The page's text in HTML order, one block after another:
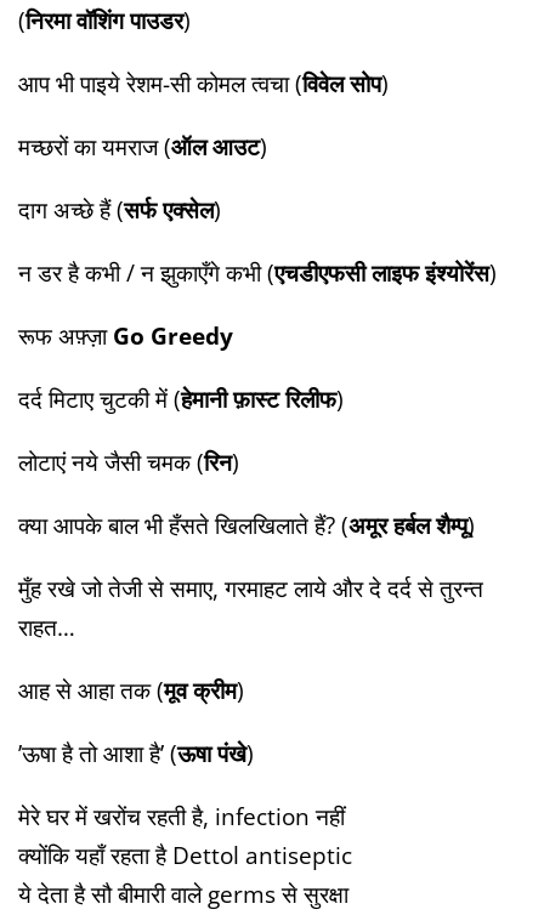
(निरमा वॉशिंग पाउडर)
​आप भी पाइये रेशम-सी कोमल त्वचा (विवेल सोप)
​मच्छरों का यमराज (ऑल आउट)
​दाग अच्छे हैं (सर्फ एक्सेल)
​न डर है कभी / न झुकाएँगे कभी (एचडीएफसी लाइफ इंश्योरेंस)
​रूफ अफ़्ज़ाGo Greedy
​दर्द मिटाए चुटकी में (हेमानी फ़ास्ट रिलीफ)
​लोटाएं नये जैसी चमक (रिन)
​क्या आपके बाल भी हँसते खिलखिलाते हैं? (अमूर हर्बल शैम्पू)
मुँह रखे जो तेजी से समाए, गरमाहट लाये और दे दर्द से तुरन्त
राहत…
​​आह से आहा तक (मूव क्रीम)
​’ऊषा है तो आशा है’ (ऊषा पंखे)
​मेरे घर में खरोंच रहती है, infection नहीं
​क्योंकि यहाँ रहता है Dettol antiseptic
​ये देता है सौ बीमारी वाले germs से सुरक्षा